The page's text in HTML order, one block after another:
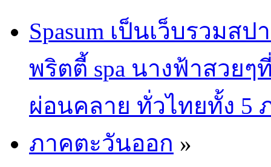
Spasum เป็นเว็บรวม
พริตตี้ spa นางฟ้าสวย
ผ่อนคลาย ทั่วไทยทั้ง 5
ภาคตะวันออก »